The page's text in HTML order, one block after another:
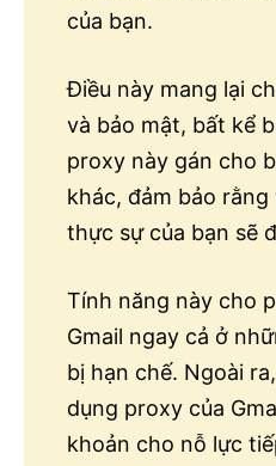
của bạn.
Điều này mang lại
và bảo mật, bất kể
proxy này gán cho
khác, đảm bảo
thực sự của bạn sẽ
Tính năng này cho
Gmail ngay cả ở
bị hạn chế. Ngoài
dụng proxy của
khoản cho nỗ lực